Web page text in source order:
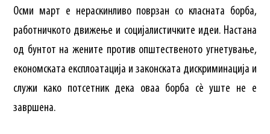
Осми март е нераскинливо поврзан со класната борба,
работничкото движење и социјалистичките идеи. Настана
од бунтот на жените против општественото угнетување,
економската експлоатација и законската дискриминација и
служи како потсетник дека оваа борба сè уште не е
завршена.